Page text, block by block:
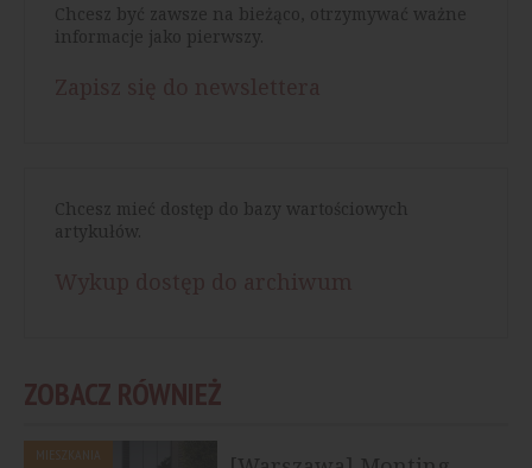
Chcesz być zawsze na bieżąco, otrzymywać ważne
informacje jako pierwszy.
Chcesz mieć dostęp do bazy wartościowych
artykułów.
ZOBACZ RÓWNIEŻ